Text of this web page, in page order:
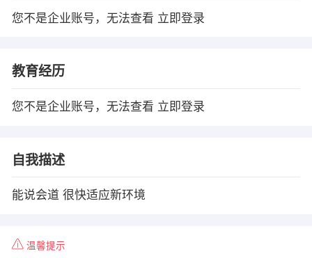
您不是企业账号，无法查看 立即登录
教育经历
您不是企业账号，无法查看 立即登录
自我描述
能说会道 很快适应新环境
温馨提示